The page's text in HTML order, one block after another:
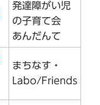
発達障がい児
の子育て会
あんだんて
まちなす・
Labo/Friends